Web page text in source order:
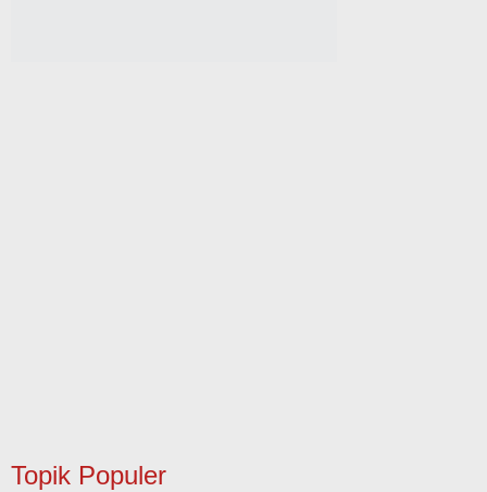
Topik Populer